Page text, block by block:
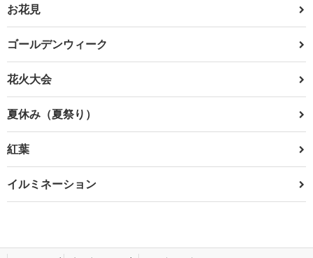
お花見
ゴールデンウィーク
花火大会
夏休み（夏祭り）
紅葉
イルミネーション